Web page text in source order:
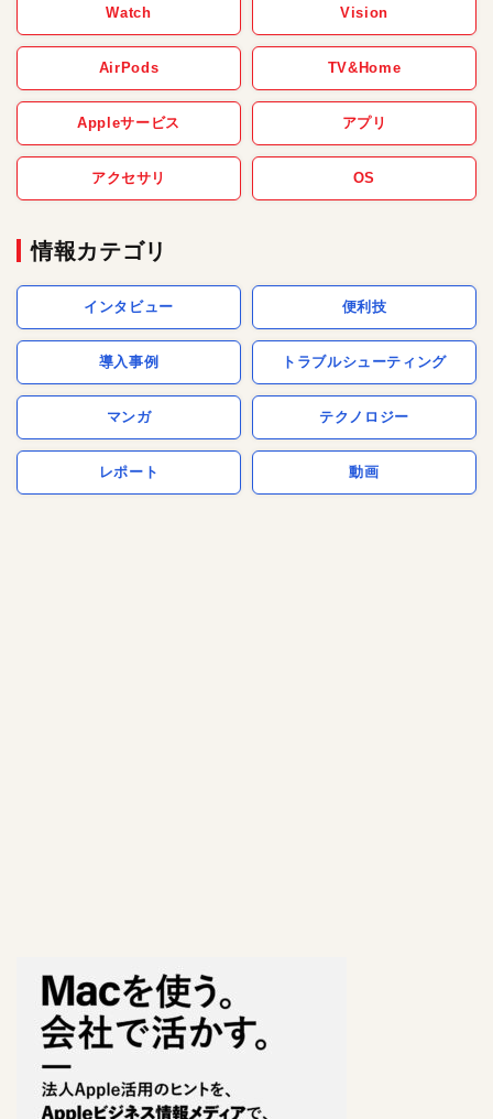
Watch Vision
AirPods TV&Home
Appleサービス アプリ
アクセサリ OS
情報カテゴリ
インタビュー 便利技
導入事例 トラブルシューティング
マンガ テクノロジー
レポート 動画